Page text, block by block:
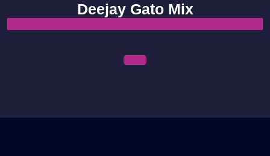
content
Deejay Gato Mix